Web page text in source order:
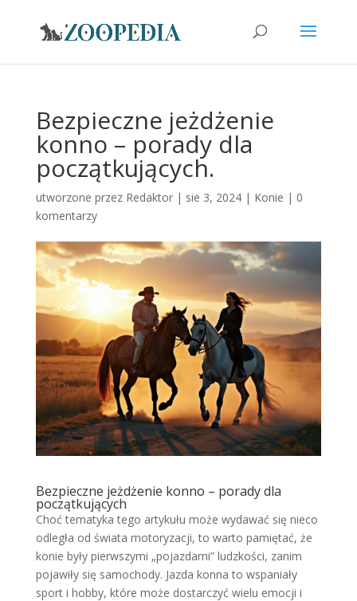
Bezpieczne jeżdżenie
konno – porady dla
początkujących.
utworzone przez Redaktor| sie 3, 2024| Konie | 0
komentarzy
Bezpieczne jeżdżenie konno – porady dla
początkujących
Choć tematyka tego artykułu może wydawać się nieco
odległa od świata motoryzacji, to warto pamiętać, że
konie były pierwszymi „pojazdami” ludzkości, zanim
pojawiły się samochody. Jazda konna to wspaniały
sport i hobby, które może dostarczyć wielu emocji i